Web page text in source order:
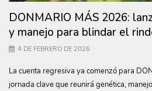
DONMARIO MÁS 2026:
y manejo para blindar el
4 DE FEBRERO DE 2026
La cuenta regresiva ya comenzó para
jornada clave que reunirá genética,